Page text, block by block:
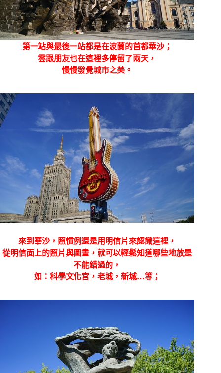
第一站與最後一站都是在波蘭的首都華沙；
雲跟朋友也在這裡多停留了兩天，
慢慢發覺城市之美。
來到華沙，照慣例還是用明信片來認識這裡，
從明信面上的照片與圖畫，就可以輕鬆知道哪些地放是
不能錯過的，
如：科學文化宮，老城，新城…等；